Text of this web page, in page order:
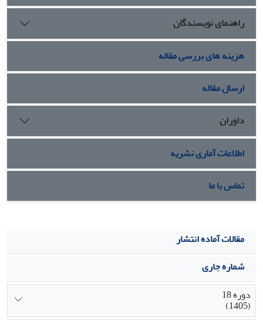
زدود‌ه شده و فیزیک و تغییرات بدن فراتر از آگاهی قرار می‌گیرد.
راهنمای نویسندگان
هزینه های بررسی مقاله
ارسال مقاله
داوران
اطلاعات آماری نشریه
تماس با ما
مقالات آماده انتشار
شماره جاری
دوره 18
(1405)